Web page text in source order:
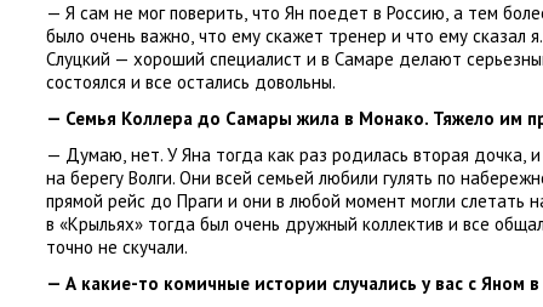
— Я сам не мог поверить, что Ян поедет в Россию, а тем
было очень важно, что ему скажет тренер и что ему сказал
Слуцкий — хороший специалист и в Самаре делают
состоялся и все остались довольны.
— Семья Коллера до Самары жила в Монако. Тяжело им
— Думаю, нет. У Яна тогда как раз родилась вторая дочка,
на берегу Волги. Они всей семьей любили гулять по
прямой рейс до Праги и они в любой момент могли слетать
в «Крыльях» тогда был очень дружный коллектив и все
точно не скучали.
— А какие-то комичные истории случались у вас с Яном